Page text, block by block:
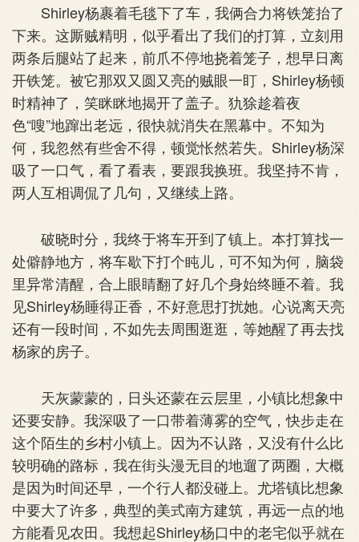
Shirley杨裹着毛毯下了车，我俩合力将铁笼抬了
下来。这厮贼精明，似乎看出了我们的打算，立刻用
两条后腿站了起来，前爪不停地挠着笼子，想早日离
开铁笼。被它那双又圆又亮的贼眼一盯，Shirley杨顿
时精神了，笑眯眯地揭开了盖子。犰狳趁着夜
色“嗖”地蹿出老远，很快就消失在黑幕中。不知为
何，我忽然有些舍不得，顿觉怅然若失。Shirley杨深
吸了一口气，看了看表，要跟我换班。我坚持不肯，
两人互相调侃了几句，又继续上路。
破晓时分，我终于将车开到了镇上。本打算找一
处僻静地方，将车歇下打个盹儿，可不知为何，脑袋
里异常清醒，合上眼睛翻了好几个身始终睡不着。我
见Shirley杨睡得正香，不好意思打扰她。心说离天亮
还有一段时间，不如先去周围逛逛，等她醒了再去找
杨家的房子。
天灰蒙蒙的，日头还蒙在云层里，小镇比想象中
还要安静。我深吸了一口带着薄雾的空气，快步走在
这个陌生的乡村小镇上。因为不认路，又没有什么比
较明确的路标，我在街头漫无目的地遛了两圈，大概
是因为时间还早，一个行人都没碰上。尤塔镇比想象
中要大了许多，典型的美式南方建筑，再远一点的地
方能看见农田。我想起Shirley杨口中的老宅似乎就在